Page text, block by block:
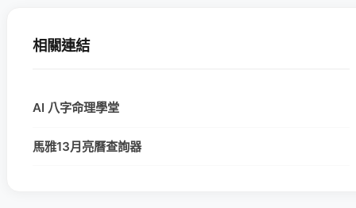
相關連結
AI 八字命理學堂
馬雅13月亮曆查詢器